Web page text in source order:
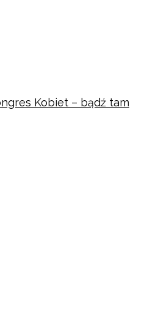
Kobiet – bądź tam